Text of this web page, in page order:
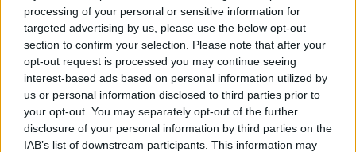
processing of your personal or sensitive information for
targeted advertising by us, please use the below opt-out
section to confirm your selection. Please note that after your
opt-out request is processed you may continue seeing
interest-based ads based on personal information utilized by
us or personal information disclosed to third parties prior to
your opt-out. You may separately opt-out of the further
disclosure of your personal information by third parties on the
IAB’s list of downstream participants. This information may
demonstranty
27.9.2000 16:50 | PRAHA (ČIA)
Stovky telefonátů a e-mailů od občanů z celé republiky,
vyjadřujících svou podporu, poděkování a uznání příslušníkům
policie, kteří v průběhu úterního dne chránili veřejný pořádek v
pražských ulicích, přijalo od včerejšího večera Komunikační
centrum ministerstva vnitra a policie. Lidé zároveň vyjadřovali
solidaritu s policisty, zraněnými při střetech s násilnými aktivisty a
přimlouvali se i za tvrdší postup policie. ČIA o tom informovala
tisková mluvčíministerstva vnitra, Gabriela Bártíková.